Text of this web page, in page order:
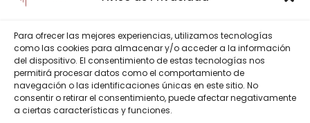
Para ofrecer las mejores experiencias, utilizamos tecnologías
como las cookies para almacenar y/o acceder a la información
del dispositivo. El consentimiento de estas tecnologías nos
permitirá procesar datos como el comportamiento de
navegación o las identificaciones únicas en este sitio. No
consentir o retirar el consentimiento, puede afectar negativamente
a ciertas características y funciones.
suscitarse respecto a los mismos. En todo caso,
expresa y previa por parte de los mismos.
El prestador NO AUTORIZA expresamente a que
terceros puedan redirigir directamente a los
contenidos concretos del sitio web, debiendo